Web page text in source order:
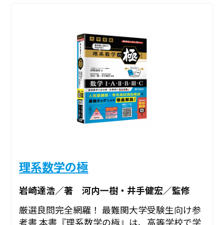
理系数学の極
岩崎達浩／著 河内一樹・井手健宏／監修
厳選良問完全網羅！ 最難関大学受験生向け参
考書 本書『理系数学の極』は、高等学校で学